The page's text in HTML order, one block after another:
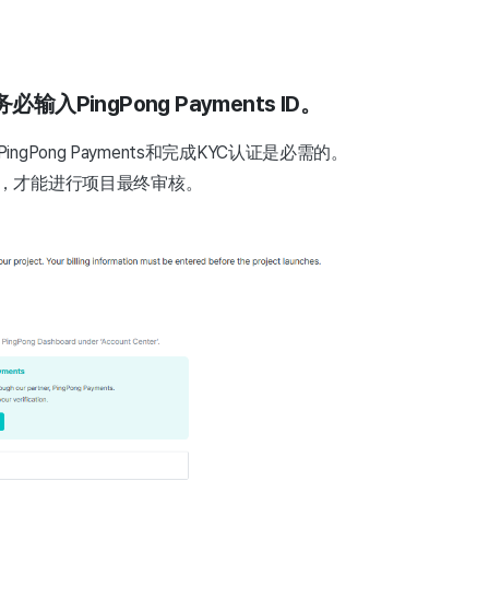
必输入PingPong Payments ID。
Payments和完成KYC认证是必需的。
才能进行项目最终审核。